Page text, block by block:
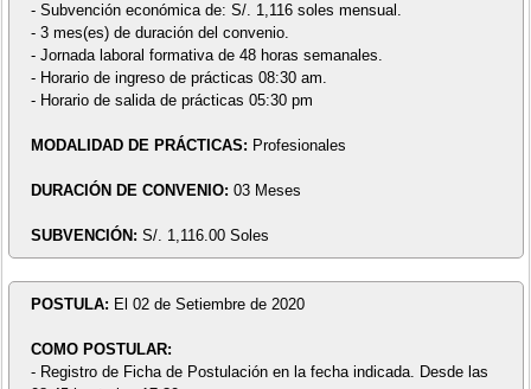
- Subvención económica de: S/. 1,116 soles mensual.
- 3 mes(es) de duración del convenio.
- Jornada laboral formativa de 48 horas semanales.
- Horario de ingreso de prácticas 08:30 am.
- Horario de salida de prácticas 05:30 pm
MODALIDAD DE PRÁCTICAS: Profesionales
DURACIÓN DE CONVENIO: 03 Meses
SUBVENCIÓN: S/. 1,116.00 Soles
POSTULA: El 02 de Setiembre de 2020
COMO POSTULAR:
- Registro de Ficha de Postulación en la fecha indicada. Desde las